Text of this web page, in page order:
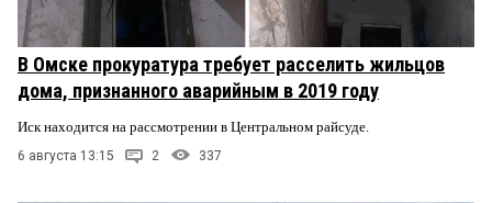
В Омске прокуратура требует расселить жильцов
дома, признанного аварийным в 2019 году
Иск находится на рассмотрении в Центральном райсуде.
6 августа 13:15 2 337